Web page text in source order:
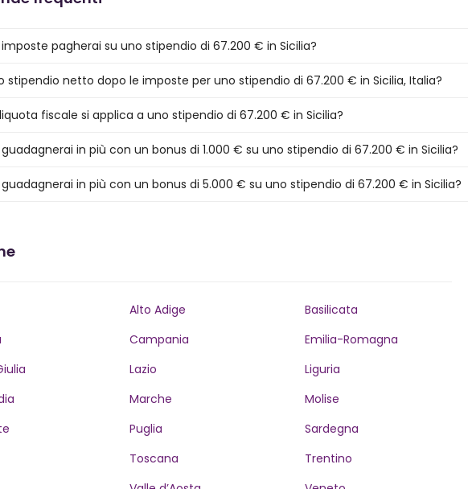
pagherai su uno stipendio di 67.200 € in Sicilia?
stipendio netto dopo le imposte per uno stipendio di 67.200 € in Sicilia, Italia?
fiscale si applica a uno stipendio di 67.200 € in Sicilia?
in più con un bonus di 1.000 € su uno stipendio di 67.200 € in Sicilia?
in più con un bonus di 5.000 € su uno stipendio di 67.200 € in Sicilia?
Alto Adige
Basilicata
Campania
Emilia-Romagna
Lazio
Liguria
Marche
Molise
Puglia
Sardegna
Toscana
Trentino